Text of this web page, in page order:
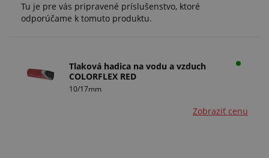
Tu je pre vás pripravené príslušenstvo, ktoré
odporúčame k tomuto produktu.
Tlaková hadica na vodu a vzduch
COLORFLEX RED
10/17mm
Zobraziť cenu